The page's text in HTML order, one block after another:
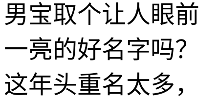
男宝取个让人眼前
一亮的好名字吗？
这年头重名太多，